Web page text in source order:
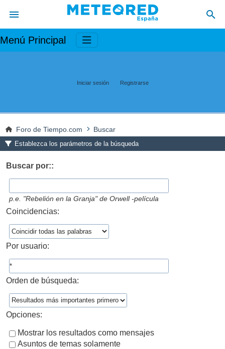
Menú Principal
Iniciar sesión Registrarse
Foro de Tiempo.com Buscar
Establezca los parámetros de la búsqueda
Buscar por::
p.e. "Rebelión en la Granja" de Orwell -película
Coincidencias:
Por usuario:
Orden de búsqueda:
Opciones:
Mostrar los resultados como mensajes
Asuntos de temas solamente